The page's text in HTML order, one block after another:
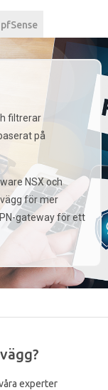
pfSense
filtrerar
på
NSX och
för mer
gateway för ett
experter